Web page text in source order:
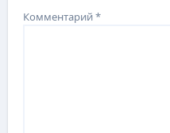
Комментарий*